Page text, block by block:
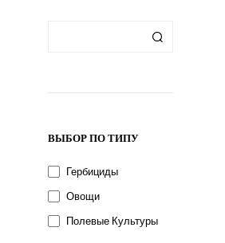
ВЫБОР ПО ТИПУ
Гербициды
Овощи
Полевые Культуры